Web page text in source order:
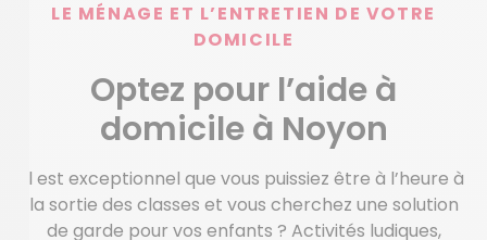
LE MÉNAGE ET L’ENTRETIEN DE VOTRE
DOMICILE
Optez pour l’aide à
domicile à Noyon
Il est exceptionnel que vous puissiez être à l’heure à
la sortie des classes et vous cherchez une solution
de garde pour vos enfants ? Activités ludiques,